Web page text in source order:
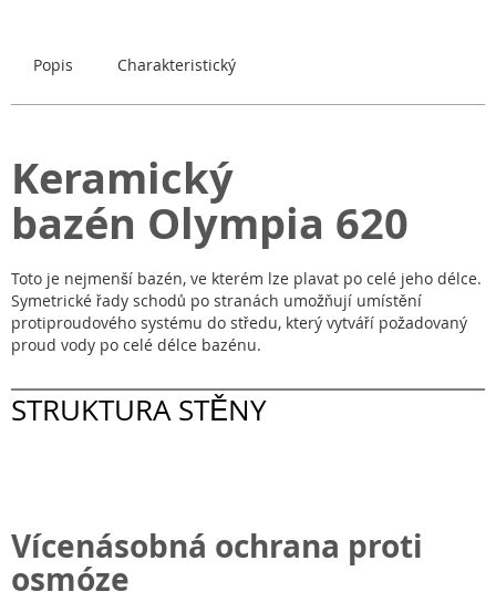
Popis Charakteristický
Keramický
bazén Olympia 620
Toto je nejmenší bazén, ve kterém lze plavat po celé jeho délce.
Symetrické řady schodů po stranách umožňují umístění
protiproudového systému do středu, který vytváří požadovaný
proud vody po celé délce bazénu.
STRUKTURA STĚNY
Vícenásobná ochrana proti
osmóze